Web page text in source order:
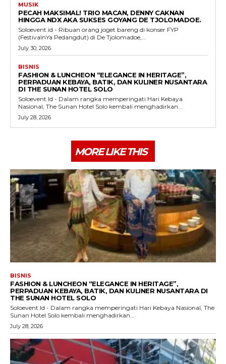
MUSIK
PECAH MAKSIMAL! TRIO MACAN, DENNY CAKNAN
HINGGA NDX AKA SUKSES GOYANG DE TJOLOMADOE.
Soloevent.id - Ribuan orang joget bareng di konser FYP
(FestivalnYa Pedangdut) di De Tjolomadoe,...
July 30, 2026
BISNIS
FASHION & LUNCHEON “ELEGANCE IN HERITAGE”,
PERPADUAN KEBAYA, BATIK, DAN KULINER NUSANTARA
DI THE SUNAN HOTEL SOLO
Soloevent.Id - Dalam rangka memperingati Hari Kebaya
Nasional, The Sunan Hotel Solo kembali menghadirkan...
July 28, 2026
MORE LIKE THIS
BISNIS
FASHION & LUNCHEON “ELEGANCE IN HERITAGE”,
PERPADUAN KEBAYA, BATIK, DAN KULINER NUSANTARA DI
THE SUNAN HOTEL SOLO
Soloevent.Id - Dalam rangka memperingati Hari Kebaya Nasional, The
Sunan Hotel Solo kembali menghadirkan...
July 28, 2026